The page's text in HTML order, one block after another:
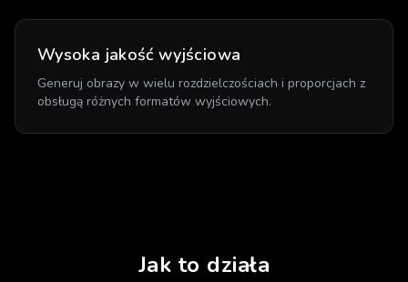
Wysoka jakość wyjściowa
Generuj obrazy w wielu rozdzielczościach i proporcjach z
obsługą różnych formatów wyjściowych.
Jak to działa